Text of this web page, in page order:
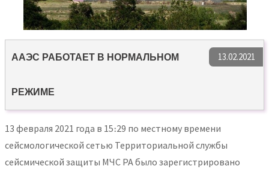
13.02.2021
ААЭС РАБОТАЕТ В НОРМАЛЬНОМ
РЕЖИМЕ
13 февраля 2021 года в 15։29 по местному времени
сейсмологической сетью Территориальной службы
сейсмической защиты МЧС РА было зарегистрировано